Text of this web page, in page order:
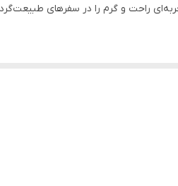
راحت و گرم را در سفرهای